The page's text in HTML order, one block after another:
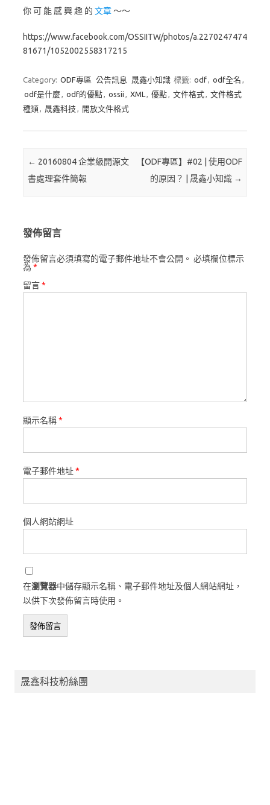
你 可 能 感 興 趣 的 文章～～
https://www.facebook.com/OSSIITW/photos/a.2270247474
81671/1052002558317215
Category: ODF專區 公告訊息 晟鑫小知識 標籤: odf, odf全名 ,
odf是什麼, odf的優點, ossii , XML , 優點, 文件格式, 文件格式
種類, 晟鑫科技 , 開放文件格式
Post navigation
← 20160804 企業級開源文
書處理套件簡報
【ODF專區】#02 | 使用ODF
的原因？ | 晟鑫小知識 →
發佈留言
發佈留言必須填寫的電子郵件地址不會公開。 必填欄位標示
為 *
留言*
顯示名稱*
電子郵件地址*
個人網站網址
在瀏覽器中儲存顯示名稱、電子郵件地址及個人網站網址，
以供下次發佈留言時使用。
晟鑫科技粉絲團